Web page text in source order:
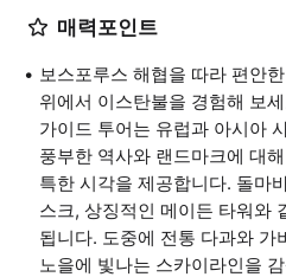
매력포인트
보스포루스 해협을 따라 편안
위에서 이스탄불을 경험해 보
가이드 투어는 유럽과 아시아
풍부한 역사와 랜드마크에 대
특한 시각을 제공합니다. 돌마
스크, 상징적인 메이든 타워와
됩니다. 도중에 전통 다과와 가
노을에 빛나는 스카이라인을